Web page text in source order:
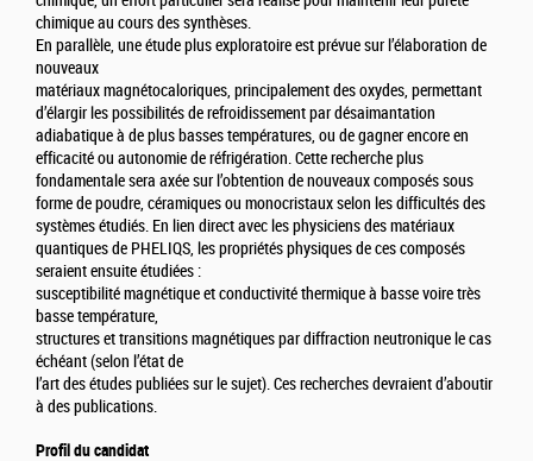
chimique au cours des synthèses.
En parallèle, une étude plus exploratoire est prévue sur l’élaboration de
nouveaux
matériaux magnétocaloriques, principalement des oxydes, permettant
d’élargir les possibilités de refroidissement par désaimantation
adiabatique à de plus basses températures, ou de gagner encore en
efficacité ou autonomie de réfrigération. Cette recherche plus
fondamentale sera axée sur l’obtention de nouveaux composés sous
forme de poudre, céramiques ou monocristaux selon les difficultés des
systèmes étudiés. En lien direct avec les physiciens des matériaux
quantiques de PHELIQS, les propriétés physiques de ces composés
seraient ensuite étudiées :
susceptibilité magnétique et conductivité thermique à basse voire très
basse température,
structures et transitions magnétiques par diffraction neutronique le cas
échéant (selon l’état de
l’art des études publiées sur le sujet). Ces recherches devraient d’aboutir
à des publications.
Profil du candidat